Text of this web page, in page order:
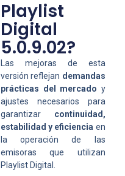
Playlist
Digital
5.0.9.02?
Las mejoras de esta
versión reflejan demandas
prácticas del mercado y
ajustes necesarios para
garantizar continuidad,
estabilidad y eficiencia en
la operación de las
emisoras que utilizan
Playlist Digital.